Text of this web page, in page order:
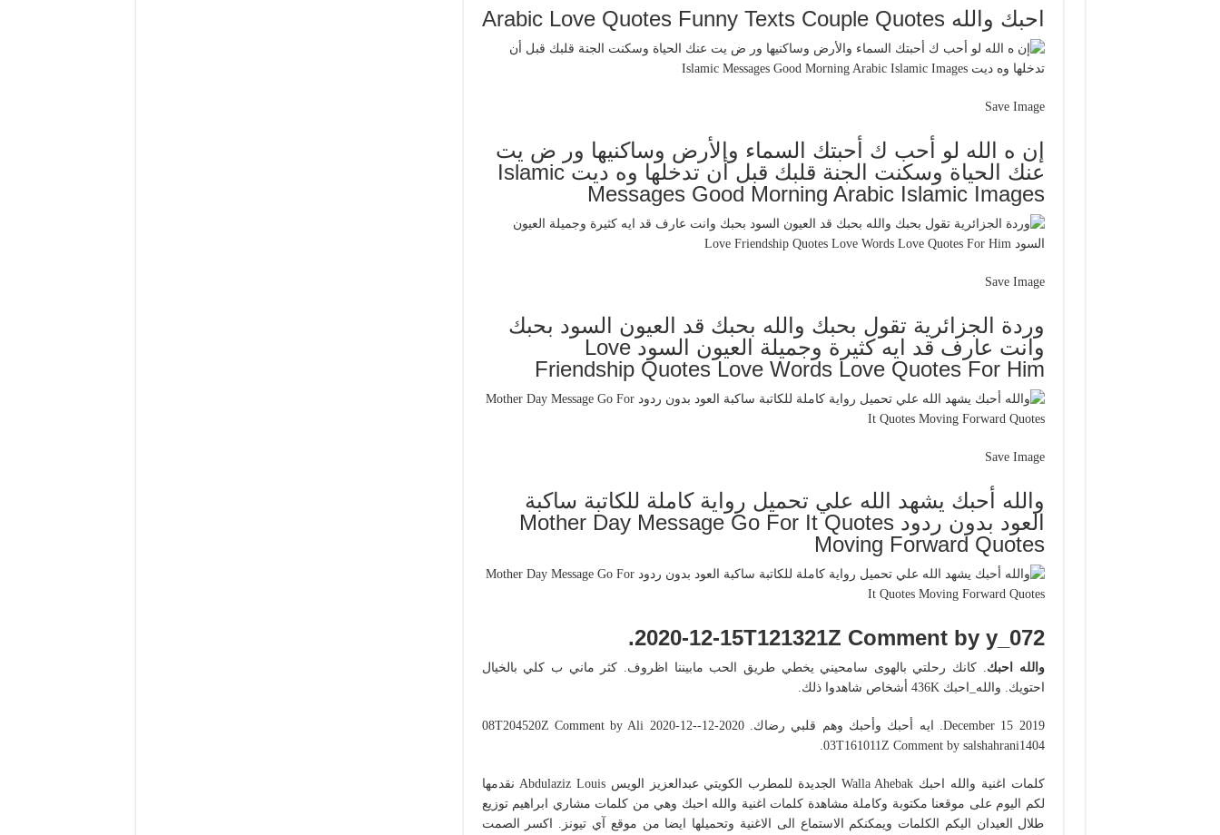
احبك والله Arabic Love Quotes Funny Texts Couple Quotes
Save Image
إن ه الله لو أحب ك أحبتك السماء والأرض وساكنيها ور ض يت
عنك الحياة وسكنت الجنة قلبك قبل أن تدخلها وه ديت Islamic
Messages Good Morning Arabic Islamic Images
Save Image
وردة الجزائرية تقول بحبك والله بحبك قد العيون السود بحبك
وانت عارف قد ايه كثيرة وجميلة العيون السود Love
Friendship Quotes Love Words Love Quotes For Him
Save Image
والله أحبك يشهد الله علي تحميل رواية كاملة للكاتبة ساكبة
العود بدون ردود Mother Day Message Go For It Quotes
Moving Forward Quotes
2020-12-15T121321Z Comment by y_072.
والله احبك . كانك رحلتي بالهوى سامحيني يخطي طريق الحب مابيننا اظروف. كثر ماني ب كلي بالخيال
احتويك. والله_احبك 436K أشخاص شاهدوا ذلك.
December 15 2019. ايه أحبك وأحبك وهم قلبي رضاك. 2020-12-08T204520Z Comment by Ali 2020-12-
03T161011Z Comment by salshahrani1404.
كلمات اغنية والله احبك Walla Ahebak الجديدة للمطرب الكويتي عبدالعزيز الويس Abdulaziz Louis نقدمها
لكم اليوم على موقعنا مكتوبة وكاملة مشاهدة كلمات اغنية والله احبك وهي من كلمات مشاري ابراهيم توزيع
طلال العيدان اليكم الكلمات ويمكنكم الاستماع الى الاغنية وتحميلها ايضا من موقع آي تيونز. اكسر الصمت